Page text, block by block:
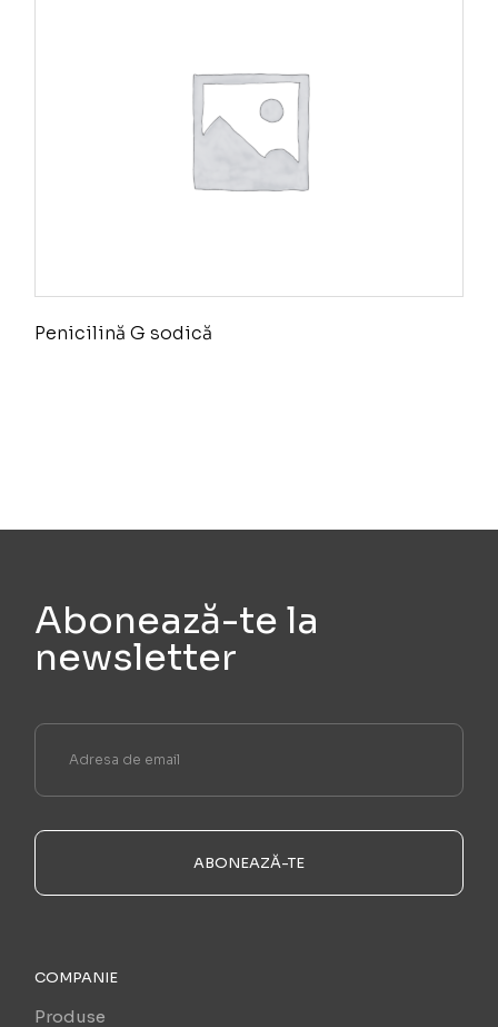
Penicilină G sodică
Abonează-te la
newsletter
ABONEAZĂ-TE
COMPANIE
Produse